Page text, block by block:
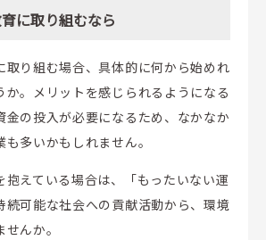
に取り組むなら
取り組む場合、具体的に何から始めれ
か。メリットを感じられるようになる
金の投入が必要になるため、なかなか
多いかもしれません。
抱えている場合は、「もったいない運
続可能な社会への貢献活動から、環境
んか。